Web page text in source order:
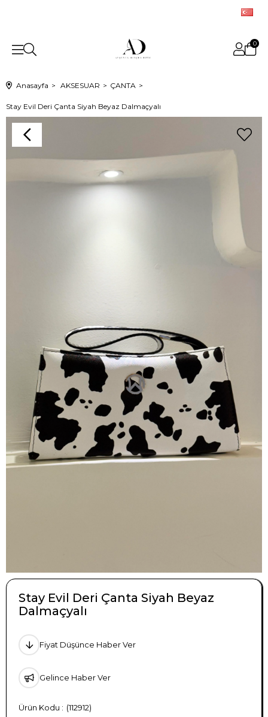
0
Anasayfa AKSESUAR ÇANTA
Stay Evil Deri Çanta Siyah Beyaz Dalmaçyalı
Stay Evil Deri Çanta Siyah Beyaz
Dalmaçyalı
Fiyat Düşünce Haber Ver
Gelince Haber Ver
(112912)